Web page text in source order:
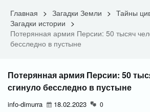
Главная > Загадки Земли > Тайны
Загадки истории >
Потерянная армия Персии: 50 тысяч
бесследно в пустыне
Потерянная армия Персии: 50
сгинуло бесследно в пустыне
info-dimurra 18.02.2023 0